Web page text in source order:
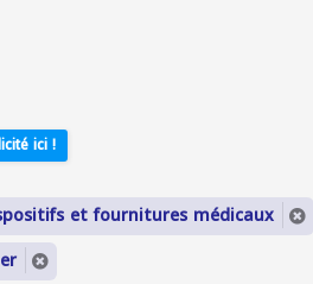
ici !
et fournitures médicaux